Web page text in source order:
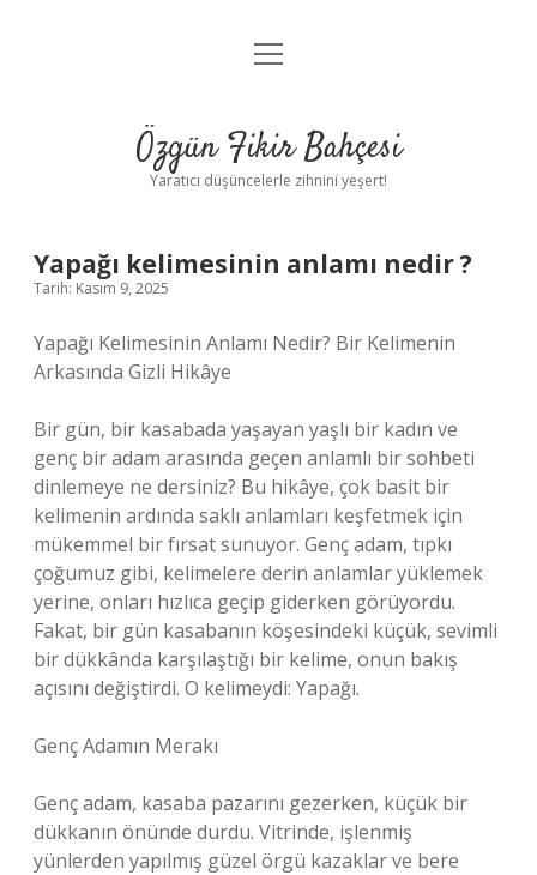
Anasayfa
Yasal Uyarı
menüyü
Özgün Fikir Bahçesi
Yaratıcı düşüncelerle zihnini yeşert!
Yapağı kelimesinin anlamı nedir ?
Tarih: Kasım 9, 2025
Yapağı Kelimesinin Anlamı Nedir? Bir Kelimenin
Arkasında Gizli Hikâye
Bir gün, bir kasabada yaşayan yaşlı bir kadın ve
genç bir adam arasında geçen anlamlı bir sohbeti
dinlemeye ne dersiniz? Bu hikâye, çok basit bir
kelimenin ardında saklı anlamları keşfetmek için
mükemmel bir fırsat sunuyor. Genç adam, tıpkı
çoğumuz gibi, kelimelere derin anlamlar yüklemek
yerine, onları hızlıca geçip giderken görüyordu.
Fakat, bir gün kasabanın köşesindeki küçük, sevimli
bir dükkânda karşılaştığı bir kelime, onun bakış
açısını değiştirdi. O kelimeydi: Yapağı.
Genç Adamın Merakı
Genç adam, kasaba pazarını gezerken, küçük bir
dükkanın önünde durdu. Vitrinde, işlenmiş
yünlerden yapılmış güzel örgü kazaklar ve bere